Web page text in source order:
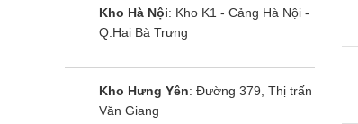
Tủ lạnh Samsung
RT31CB56248A | 305L 2 cánh
inverter
Tủ
Kho Hà Nội: Kho K1 - Cảng Hà Nội -
Q.Hai Bà Trưng
Kho Hưng Yên: Đường 379, Thị trấn
Văn Giang